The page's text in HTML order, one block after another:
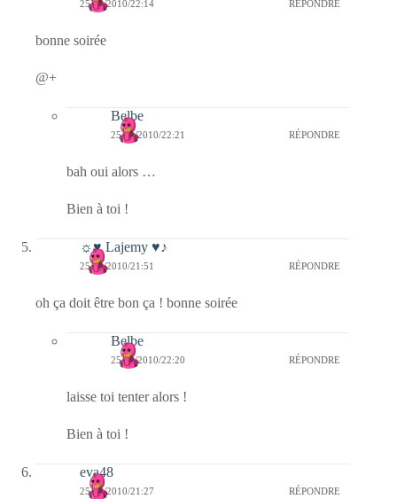
25/10/2010/22:14 RÉPONDRE
bonne soirée
@+
Belbe
25/10/2010/22:21 RÉPONDRE
bah oui alors …
Bien à toi !
☼♥ Lajemy ♥♪
25/10/2010/21:51 RÉPONDRE
oh ça doit être bon ça ! bonne soirée
Belbe
25/10/2010/22:20 RÉPONDRE
laisse toi tenter alors !
Bien à toi !
eva48
25/10/2010/21:27 RÉPONDRE